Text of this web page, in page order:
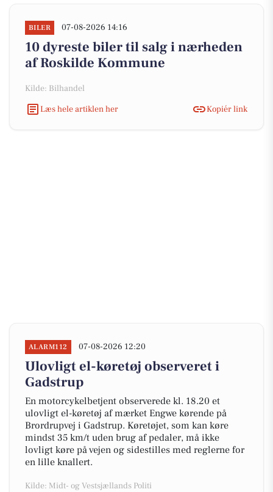
BILER 07-08-2026 14:16
10 dyreste biler til salg i nærheden
af Roskilde Kommune
Kilde: Bilhandel
Læs hele artiklen her
Kopiér link
ALARM112 07-08-2026 12:20
Ulovligt el-køretøj observeret i
Gadstrup
En motorcykelbetjent observerede kl. 18.20 et
ulovligt el-køretøj af mærket Engwe kørende på
Brordrupvej i Gadstrup. Køretøjet, som kan køre
mindst 35 km/t uden brug af pedaler, må ikke
lovligt køre på vejen og sidestilles med reglerne for
en lille knallert.
Kilde: Midt- og Vestsjællands Politi